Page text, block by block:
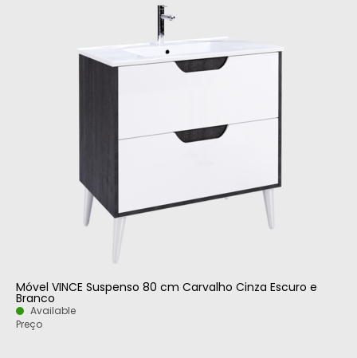
Móvel VINCE Suspenso 80 cm Carvalho Cinza Escuro e
Branco
Available
Preço